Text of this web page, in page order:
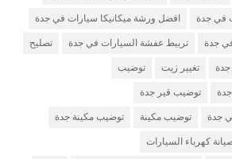
في جدة افضل ورشة ميكانيكا سيارات في جدة
جدة تربيط عفشة السيارات في جدة تصليح
جدة تغيير زيت توضيب
توضيب قير جدة
جدة توضيب مكينة توضيب مكينة جدة
كهرباء السيارات